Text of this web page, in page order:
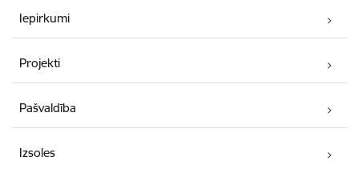
Iepirkumi
Projekti
Pašvaldība
Izsoles